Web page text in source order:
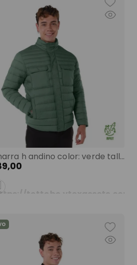
Chamarra h andino color: verde talla: s
,00